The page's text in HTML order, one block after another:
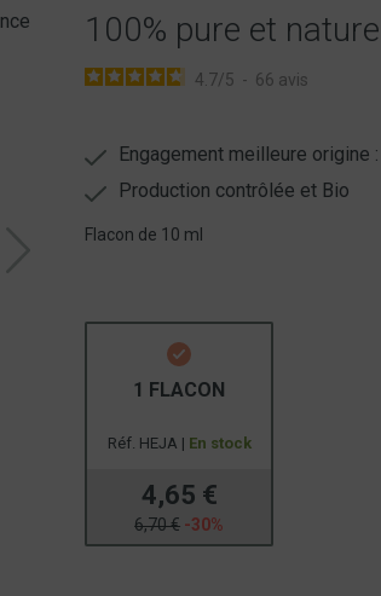
100% pure et
4.7/5 - 66 avis
Engagement meilleure origine
Production contrôlée et Bio
Flacon de 10 ml
1 FLACON
Réf. HEJA | En stock
4,65 €
6,70 € -30%